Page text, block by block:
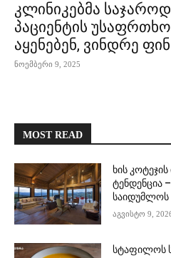
კლინიკებმა
პაციენტის
აყენებენ, ვინდრე
ნოემბერი 9, 2025
MOST READ
ხის
ტენდენცია
საიდუმლოს
აგვისტო 9,
სტაფილოს